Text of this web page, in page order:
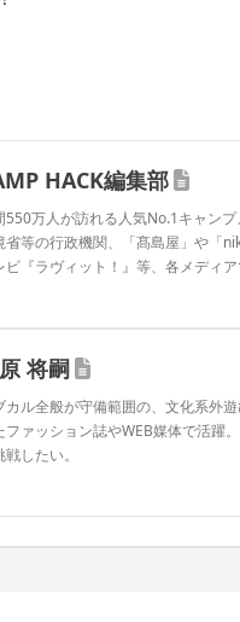
HACK編集部
550万人が訪れる人気No.1キャン
省等の行政機関、「髙島屋」や「
ビ『ラヴィット！』等、各メディ
将嗣
カル全般が守備範囲の、文化系外
ファッション誌やWEB媒体で活躍
戦したい。